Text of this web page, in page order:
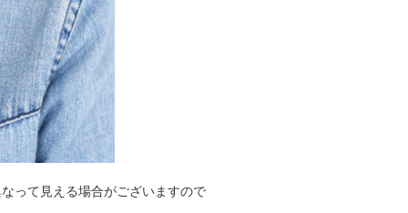
って見える場合がございますので